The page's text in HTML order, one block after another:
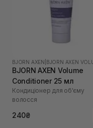
BJORN AXEN
BJORN AXEN Volume
Conditioner 25 мл
Кондиціонер для об'єму
волосся
240₴